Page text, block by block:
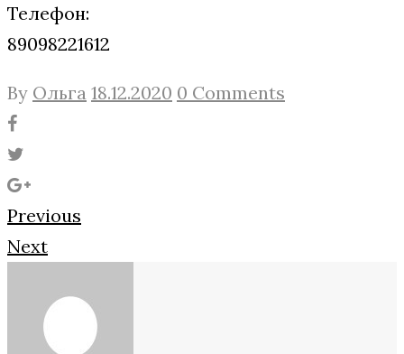
Телефон:
89098221612
By Ольга 18.12.2020 0 Comments
Facebook
Google+
Навигация
по
записям
Previous
Next